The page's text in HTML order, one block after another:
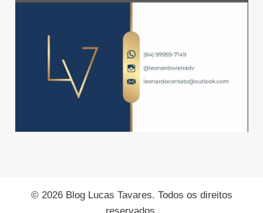
© 2026 Blog Lucas Tavares. Todos os direitos